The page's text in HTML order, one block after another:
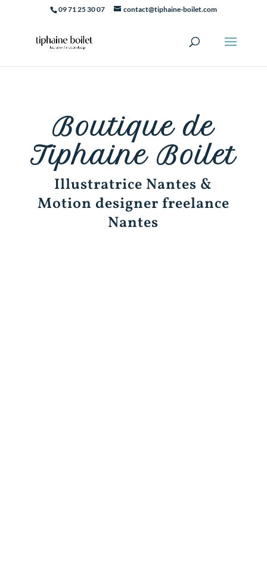
09 71 25 30 07 contact@tiphaine-boilet.com
Boutique de
Tiphaine Boilet
Illustratrice Nantes &
Motion designer freelance
Nantes